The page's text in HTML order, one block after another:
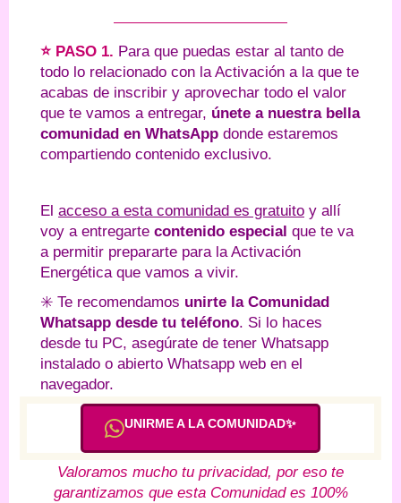
⭐ PASO 1. Para que puedas estar al tanto de
todo lo relacionado con la Activación a la que te
acabas de inscribir y aprovechar todo el valor
que te vamos a entregar, únete a nuestra bella
comunidad en WhatsApp donde estaremos
compartiendo contenido exclusivo.
El acceso a esta comunidad es gratuito y allí
voy a entregarte contenido especial que te va
a permitir prepararte para la Activación
Energética que vamos a vivir.
✳️ Te recomendamos unirte la Comunidad
Whatsapp desde tu teléfono. Si lo haces
desde tu PC, asegúrate de tener Whatsapp
instalado o abierto Whatsapp web en el
navegador.
UNIRME A LA COMUNIDAD✨
Valoramos mucho tu privacidad, por eso te
garantizamos que esta Comunidad es 100%